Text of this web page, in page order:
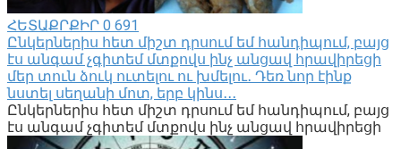
ՀԵՏԱՔՐՔԻՐ 0 691
Ընկերներիս հետ միշտ դրսում եմ հանդիպում, բայց
էս անգամ չգիտեմ մտքովս ինչ անցավ հրավիրեցի
մեր տուն ձուկ ուտելու ու խմելու․ Դեռ նոր էինք
նստել սեղանի մոտ, երբ կինս․․․
Ընկերներիս հետ միշտ դրսում եմ հանդիպում, բայց
էս անգամ չգիտեմ մտքովս ինչ անցավ հրավիրեցի